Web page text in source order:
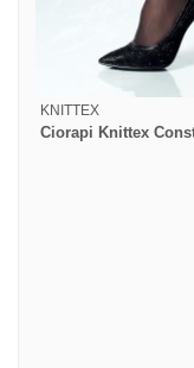
KNITTEX
Ciorapi Knittex